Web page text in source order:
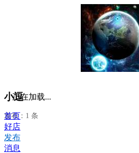
小逗
发布：1 条
正在加载...
首页
好店
发布
消息